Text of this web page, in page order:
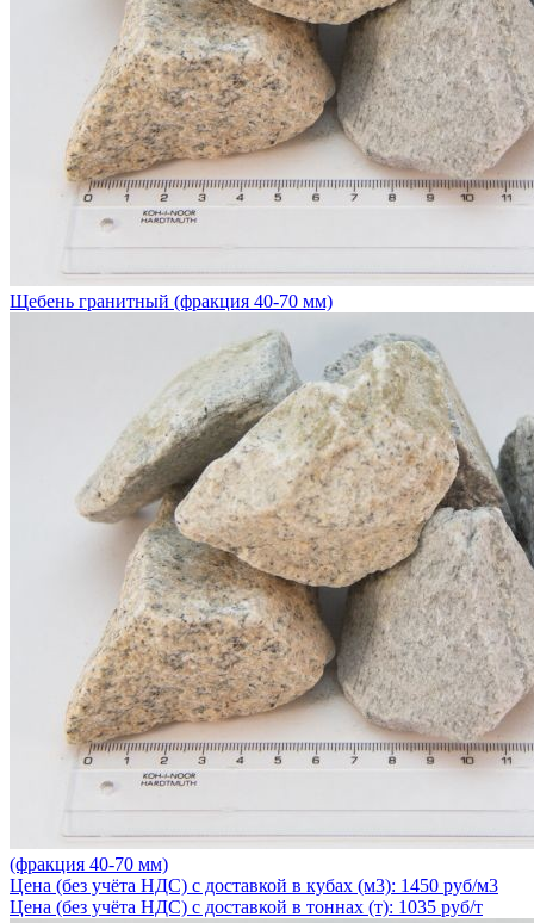
Щебень гранитный (фракция 40-70 мм)
(фракция 40-70 мм)
Цена (без учёта НДС) с доставкой в кубах (м3): 1450 руб/м3
Цена (без учёта НДС) с доставкой в тоннах (т): 1035 руб/т